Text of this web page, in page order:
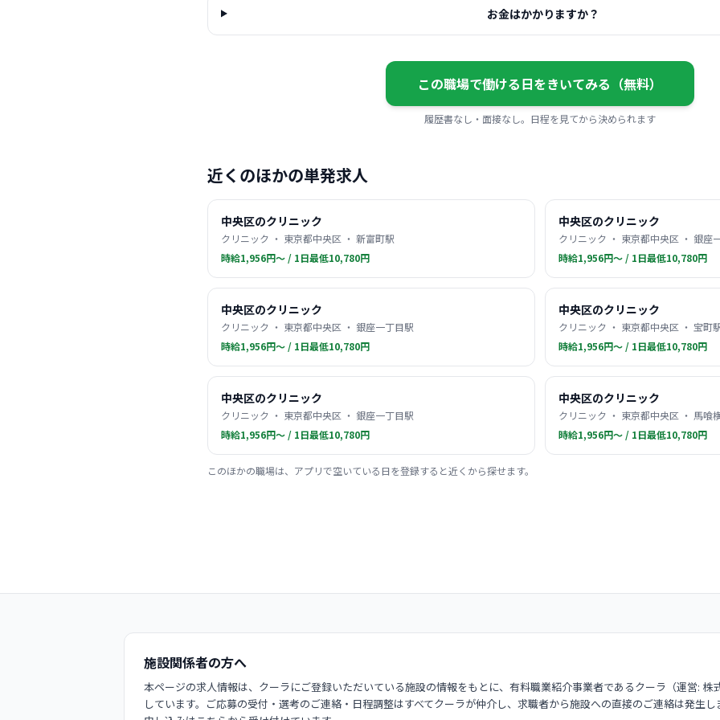
お金はかかりますか？
この職場で働ける日をきいてみる（無料）
履歴書なし・面接なし。日程を見てから決められます
近くのほかの単発求人
中央区のクリニック
クリニック ・ 東京都中央区 ・ 新富町駅
時給1,956円〜 / 1日最低10,780円
中央区のクリニック
クリニック ・ 東京都中央区 ・ 銀座
時給1,956円〜 / 1日最低10,780円
中央区のクリニック
クリニック ・ 東京都中央区 ・ 銀座一丁目駅
時給1,956円〜 / 1日最低10,780円
中央区のクリニック
クリニック ・ 東京都中央区 ・ 宝町
時給1,956円〜 / 1日最低10,780円
中央区のクリニック
クリニック ・ 東京都中央区 ・ 銀座一丁目駅
時給1,956円〜 / 1日最低10,780円
中央区のクリニック
クリニック ・ 東京都中央区 ・ 馬喰
時給1,956円〜 / 1日最低10,780円
このほかの職場は、アプリで空いている日を登録すると近くから探せます。
施設関係者の方へ
本ページの求人情報は、クーラにご登録いただいている施設の情報をもとに、有料職業紹介事業者であるクーラ（運営:
しています。ご応募の受付・選考のご連絡・日程調整はすべてクーラが仲介し、求職者から施設への直接のご連絡は発生